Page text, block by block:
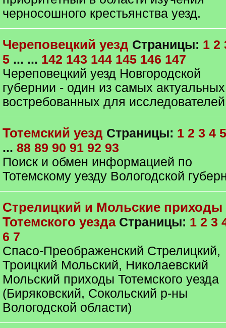
черносошного крестьянства уезд.
Череповецкий уезд Страницы: 1 2
5 ... ... 142 143 144 145 146 147
Череповецкий уезд Новгородской
губернии - один из самых
востребованных для
Тотемский уезд Страницы: 1 2 3 4 5
... 88 89 90 91 92 93
Поиск и обмен информацией по
Тотемскому уезду Вологодской
Стрелицкий и Мольские приходы
Тотемского уезда Страницы: 1 2 3
6 7
Спасо-Преображенский Стрелицкий,
Троицкий Мольский, Николаевский
Мольский приходы Тотемского уезда
(Биряковский, Сокольский р-ны
Вологодской области)